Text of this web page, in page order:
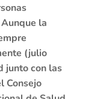
Aunque la
(julio
junto con las
Consejo